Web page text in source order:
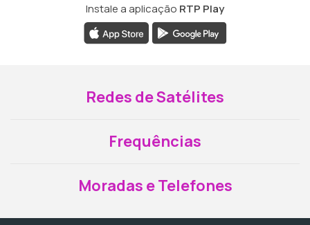
Instale a aplicação RTP Play
Redes de Satélites
Frequências
Moradas e Telefones